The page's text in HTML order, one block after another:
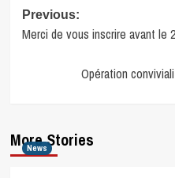
Post
navigation
Previous:
Merci de vous inscrire avant le
Opération
More Stories
News